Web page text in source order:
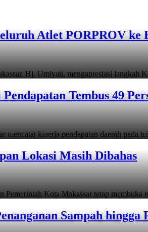
Atlet PORPROV ke
Hj. Umiyati, mengapresiasi langkah
Tembus 49
kinerja pendapatan daerah pada
Lokasi Masih Dibahas
Kota Makassar tetap membuka
Sampah hingga